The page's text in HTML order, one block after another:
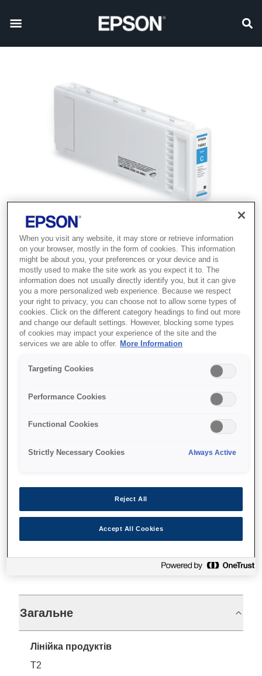
SKU:C13T688200
GS2 Cyan T688200
(700mL)
Технічні характеристики
Загальне
Лінійка продуктів
T2
When you visit any website, it may store or retrieve information
on your browser, mostly in the form of cookies. This information
might be about you, your preferences or your device and is
mostly used to make the site work as you expect it to. The
information does not usually directly identify you, but it can give
you a more personalized web experience. Because we respect
your right to privacy, you can choose not to allow some types of
cookies. Click on the different category headings to find out more
and change our default settings. However, blocking some types
of cookies may impact your experience of the site and the
services we are able to offer. More Information
Targeting Cookies
Performance Cookies
Functional Cookies
Strictly Necessary Cookies Always Active
Reject All
Accept All Cookies